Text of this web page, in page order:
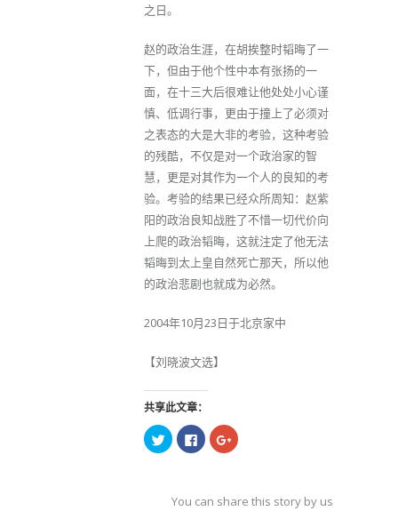
之日。
赵的政治生涯，在胡挨整时韬晦了一
下，但由于他个性中本有张扬的一
面，在十三大后很难让他处处小心谨
慎、低调行事，更由于撞上了必须对
之表态的大是大非的考验，这种考验
的残酷，不仅是对一个政治家的智
慧，更是对其作为一个人的良知的考
验。考验的结果已经众所周知：赵紫
阳的政治良知战胜了不惜一切代价向
上爬的政治韬晦，这就注定了他无法
韬晦到太上皇自然死亡那天，所以他
的政治悲剧也就成为必然。
2004年10月23日于北京家中
【刘晓波文选】
共享此文章：
点
击
共
享
点
击
共
享
点
击
共
享
You can share this story by using your